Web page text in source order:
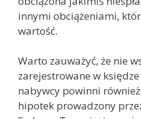
innymi obciążeniami,
wartość.
Warto zauważyć, że nie
zarejestrowane w
nabywcy powinni
hipotek prowadzony